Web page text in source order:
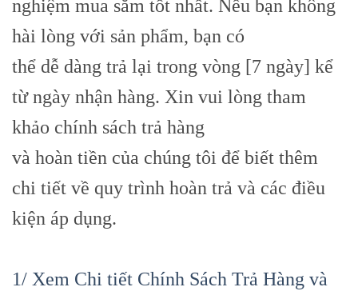
nghiệm mua sắm tốt nhất. Nếu bạn không
hài lòng với sản phẩm, bạn có
thể dễ dàng trả lại trong vòng [7 ngày] kể
từ ngày nhận hàng. Xin vui lòng tham
khảo chính sách trả hàng
và hoàn tiền của chúng tôi để biết thêm
chi tiết về quy trình hoàn trả và các điều
kiện áp dụng.
1/ Xem Chi tiết Chính Sách Trả Hàng và